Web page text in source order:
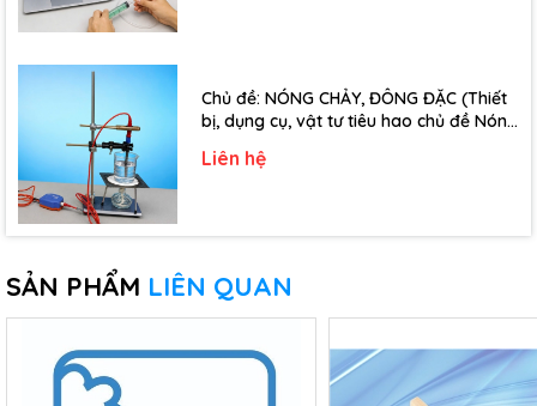
Chủ đề: NÓNG CHẢY, ĐÔNG ĐẶC (Thiết
bị, dụng cụ, vật tư tiêu hao chủ đề Nóng
Liên hệ
SẢN PHẨM LIÊN QUAN